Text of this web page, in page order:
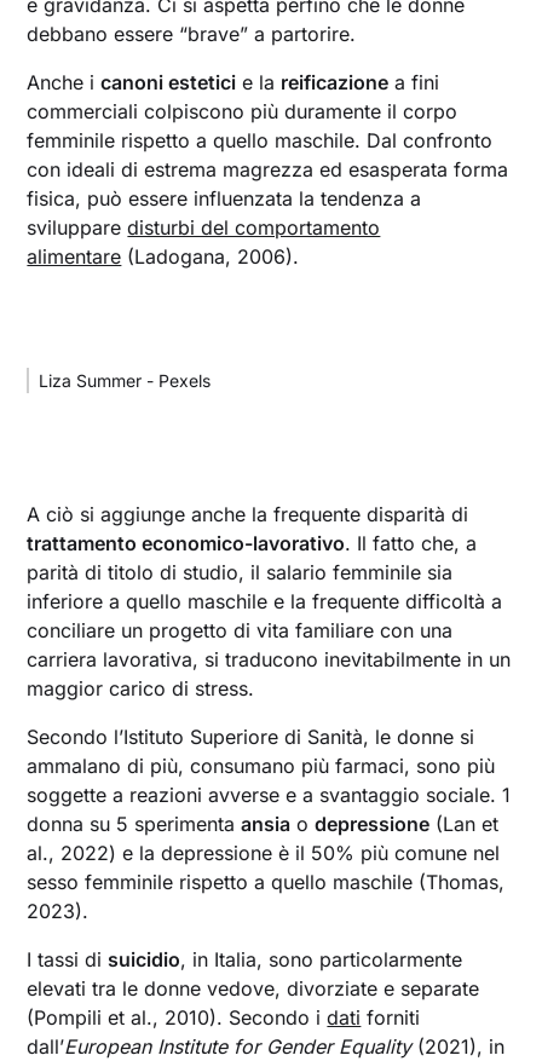
debbano essere “brave” a partorire.
Anche icanoni estetici e la reificazione a fini
commerciali colpiscono più duramente il corpo
femminile rispetto a quello maschile. Dal confronto
con ideali di estrema magrezza ed esasperata forma
fisica, può essere influenzata la tendenza a
svilupparedisturbi del comportamento
alimentare (Ladogana, 2006).
Liza Summer - Pexels
A ciò si aggiunge anche la frequente disparità di
trattamento economico-lavorativo. Il fatto che, a
parità di titolo di studio, il salario femminile sia
inferiore a quello maschile e la frequente difficoltà a
conciliare un progetto di vita familiare con una
carriera lavorativa, si traducono inevitabilmente in un
maggior carico di stress.
Secondo l’Istituto Superiore di Sanità, le donne si
ammalano di più, consumano più farmaci, sono più
soggette a reazioni avverse e a svantaggio sociale. 1
donna su 5 sperimentaansia odepressione (Lan et
al., 2022) e la depressione è il 50% più comune nel
sesso femminile rispetto a quello maschile (Thomas,
2023).
I tassi di suicidio, in Italia, sono particolarmente
elevati tra le donne vedove, divorziate e separate
(Pompili et al., 2010). Secondo idati forniti
dall’European Institute for Gender Equality(2021), in